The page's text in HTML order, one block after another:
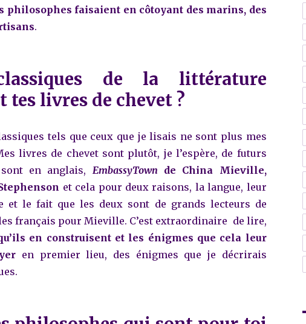
philosophes faisaient en côtoyant des marins, des
.
de la littérature
tes livres de chevet ?
tels que ceux que je lisais ne sont plus mes
livres de chevet sont plutôt, je l’espère, de futurs
en anglais, EmbassyTown de China Mieville,
et cela pour deux raisons, la langue, leur
et le fait que les deux sont de grands lecteurs de
français pour Mieville. C’est extraordinaire de lire,
en construisent et les énigmes que cela leur
en premier lieu, des énigmes que je décrirais